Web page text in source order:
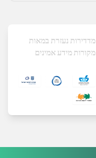
מדדירות נעזרת במאות
מקורות מידע אמינים